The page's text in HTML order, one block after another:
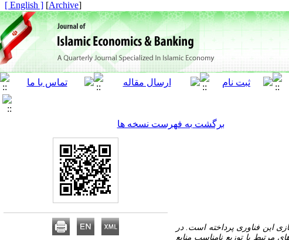
[
Archive
]
[ English ]
برگشت به فهرست نسخه ها
این فناوری پرداخته است. در
مرتبط با توزیع نامناسب منابع